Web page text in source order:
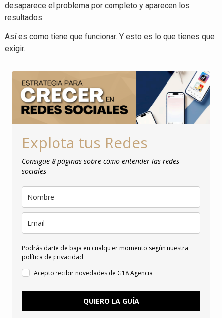
desaparece el problema por completo y aparecen los
resultados.
Así es como tiene que funcionar. Y esto es lo que tienes que
exigir.
Explota tus Redes
Consigue 8 páginas sobre cómo entender las redes
sociales
Podrás darte de baja en cualquier momento según nuestra
política de privacidad
Acepto recibir novedades de G18 Agencia
QUIERO LA GUÍA